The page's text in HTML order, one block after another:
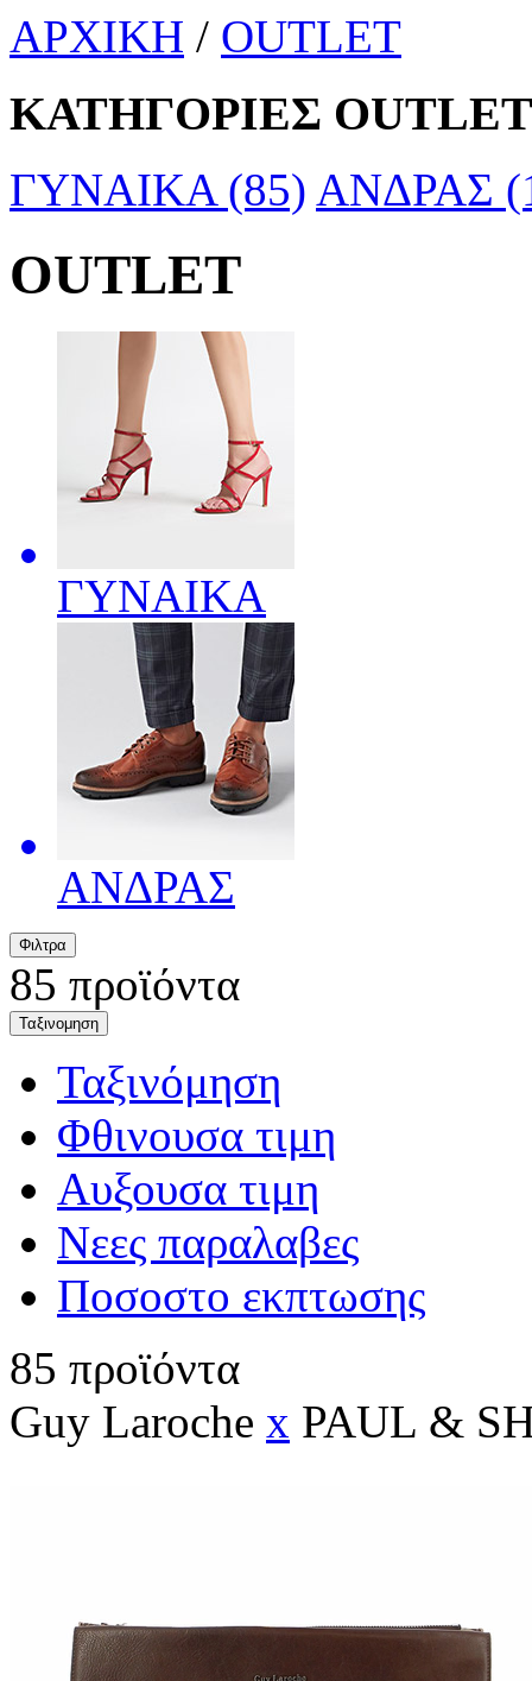
ΑΡΧΙΚΗ / OUTLET
ΚΑΤΗΓΟΡΙΕΣ OUTLET
ΓΥΝΑΙΚΑ (85) ΑΝΔΡΑΣ
OUTLET
ΓΥΝΑΙΚΑ
ΑΝΔΡΑΣ
Φιλτρα
85 προϊόντα
Ταξινομηση
Ταξινόμηση
Φθινουσα τιμη
Αυξουσα τιμη
Νεες παραλαβες
Ποσοστο εκπτωσης
85 προϊόντα
Guy Laroche x PAUL &